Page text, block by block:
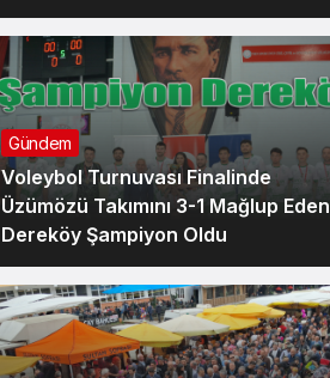
Gündem
Voleybol Turnuvası Finalinde
Üzümözü Takımını 3-1 Mağlup Eden
Dereköy Şampiyon Oldu